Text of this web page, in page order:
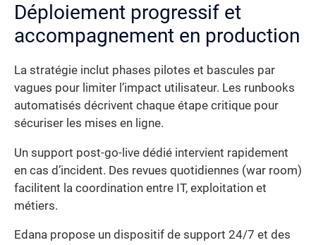
Déploiement progressif et
accompagnement en production
La stratégie inclut phases pilotes et bascules par
vagues pour limiter l’impact utilisateur. Les runbooks
automatisés décrivent chaque étape critique pour
sécuriser les mises en ligne.
Un support post-go-live dédié intervient rapidement
en cas d’incident. Des revues quotidiennes (war room)
facilitent la coordination entre IT, exploitation et
métiers.
Edana propose un dispositif de support 24/7 et des